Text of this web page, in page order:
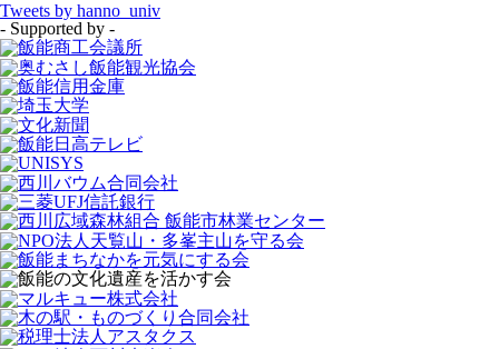
Tweets by hanno_univ
- Supported by -